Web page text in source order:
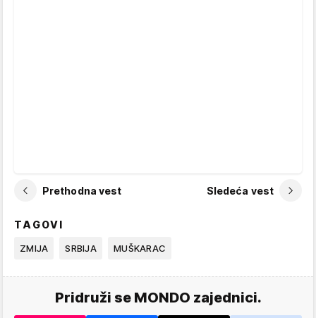
Prethodna vest Sledeća vest
TAGOVI
ZMIJA SRBIJA MUŠKARAC
Pridruži se MONDO zajednici.